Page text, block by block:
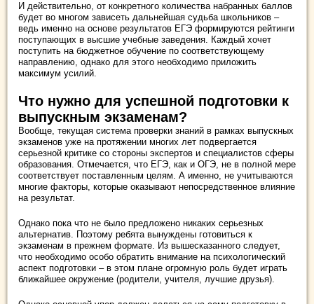
И действительно, от конкретного количества набранных баллов
будет во многом зависеть дальнейшая судьба школьников –
ведь именно на основе результатов ЕГЭ формируются рейтинги
поступающих в высшие учебные заведения. Каждый хочет
поступить на бюджетное обучение по соответствующему
направлению, однако для этого необходимо приложить
максимум усилий.
Что нужно для успешной подготовки к
выпускным экзаменам?
Вообще, текущая система проверки знаний в рамках выпускных
экзаменов уже на протяжении многих лет подвергается
серьезной критике со стороны экспертов и специалистов сферы
образования. Отмечается, что ЕГЭ, как и ОГЭ, не в полной мере
соответствует поставленным целям. А именно, не учитываются
многие факторы, которые оказывают непосредственное влияние
на результат.
Однако пока что не было предложено никаких серьезных
альтернатив. Поэтому ребята вынуждены готовиться к
экзаменам в прежнем формате. Из вышесказанного следует,
что необходимо особо обратить внимание на психологический
аспект подготовки – в этом плане огромную роль будет играть
ближайшее окружение (родители, учителя, лучшие друзья).